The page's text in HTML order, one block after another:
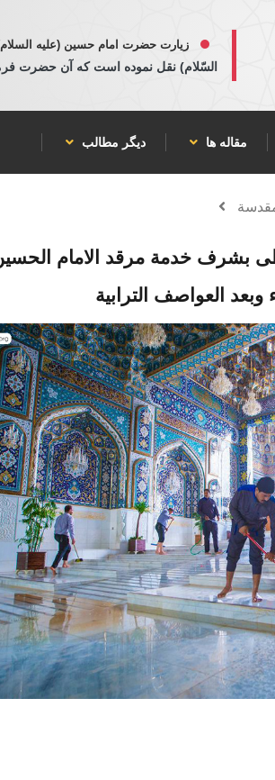
زیارت حضرت امام حسین (علیه
السّلام) نقل نموده است كه آن حضرت
مقاله ها دیگر مطالب
بشرف خدمة مرقد الامام
وبعد العواصف الترابية